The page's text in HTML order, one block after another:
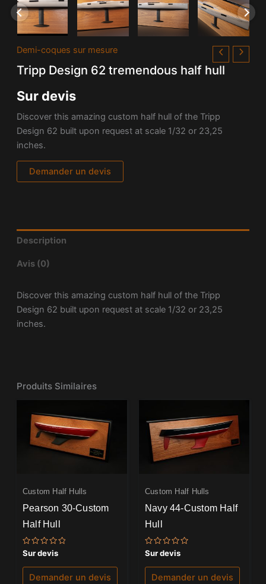
Demi-coques sur mesure
Tripp Design 62 tremendous half hull
Sur devis
Discover this amazing custom half hull of the Tripp
Design 62 built upon request at scale 1/32 or 23,25
inches.
Demander un devis
Description
Avis (0)
Discover this amazing custom half hull of the Tripp
Design 62 built upon request at scale 1/32 or 23,25
inches.
Produits Similaires
Custom Half Hulls
Pearson 30-Custom
Half Hull
Note
0
sur
Sur devis
Demander un devis
Custom Half Hulls
Navy 44-Custom Half
Hull
Note
0
sur
Sur devis
Demander un devis